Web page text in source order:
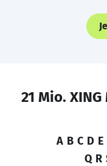
21 Mio.
A B C D E
Q R